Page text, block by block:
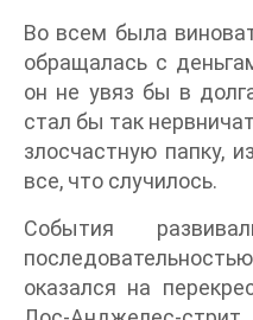
Во всем была
обращалась с
он не увяз бы в
стал бы так
злосчастную папку,
все, что случилось.
События
оказался на